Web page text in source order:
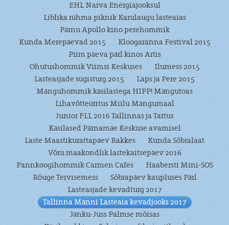
EHL Narva Energiajooksul
Liblika rühma piknik Karulaugu lasteaias
Pärnu Apollo kino perehommik
Kunda Merepäevad 2015
Kloogaranna Festival 2015
Piim päeva pärl kinos Artis
Ohutushommik Viimsi Keskuses
Ilumess 2015
Lasteasjade sügisturg 2015
Laps ja Pere 2015
Mänguhommik käsilastega HIPP! Mängutoas
Lihavõtteüritus Miilu Mängumaal
Junior FLL 2016 Tallinnas ja Tartus
Käsilased Pärnamäe Keskuse avamisel
Laste Maastikurattapäev Rakkes
Kunda Sõbralaat
Võru maakondlik lastekaitsepäev 2016
Pannkoogihommik Carmen Cafes
Haabersti Mini-SOS
Rõuge Tervisemess
Sõbrapäev kaupluses Pärl
Lasteasjade kevadturg 2017
Tallinna Männi Lasteaia kevadjooks 2017
Jänku-Juss Palmse mõisas